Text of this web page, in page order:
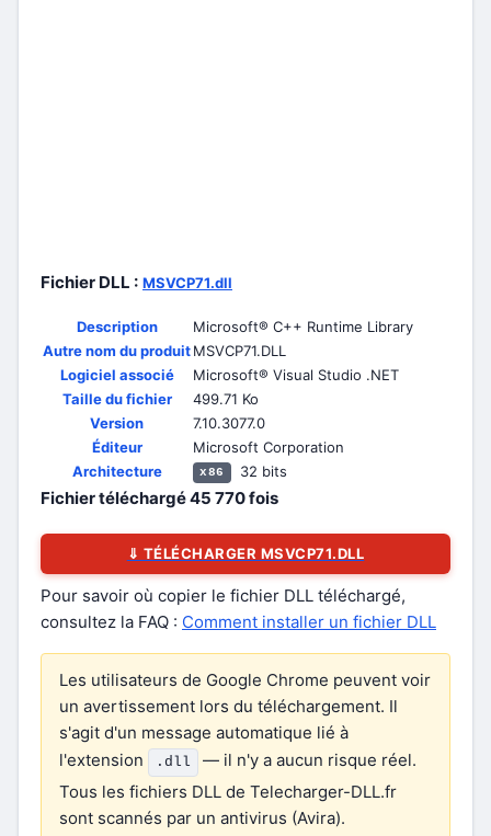
Fichier DLL : MSVCP71.dll
Description
Microsoft® C++ Runtime Library
Autre nom du produitMSVCP71.DLL
Logiciel associé
Microsoft® Visual Studio .NET
Taille du fichier
499.71 Ko
Version
7.10.3077.0
Éditeur
Microsoft Corporation
Architecture
x86 32 bits
Fichier téléchargé45 770fois
⇓ TÉLÉCHARGER MSVCP71.DLL
Pour savoir où copier le fichier DLL téléchargé,
consultez la FAQ : Comment installer un fichier DLL
Les utilisateurs de Google Chrome peuvent voir
un avertissement lors du téléchargement. Il
s'agit d'un message automatique lié à
l'extension
.dll
— il n'y a aucun risque réel.
Tous les fichiers DLL de Telecharger-DLL.fr
sont scannés par un antivirus (Avira).